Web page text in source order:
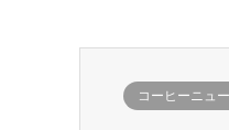
コーヒーニュ